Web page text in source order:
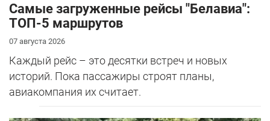
Самые загруженные рейсы "Белавиа":
ТОП-5 маршрутов
07 августа 2026
Каждый рейс – это десятки встреч и новых
историй. Пока пассажиры строят планы,
авиакомпания их считает.